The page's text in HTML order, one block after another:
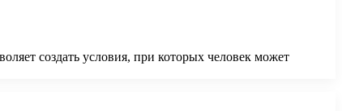
создать условия, при которых человек может